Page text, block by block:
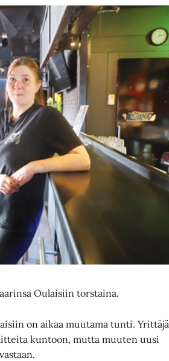
Oulaisiin torstaina.
on aikaa muutama tunti. Yrittäjä
kuntoon, mutta muuten uusi